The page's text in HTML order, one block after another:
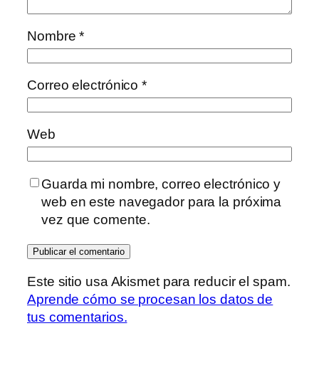
Nombre*
Correo electrónico*
Web
Guarda mi nombre, correo electrónico y
web en este navegador para la próxima
vez que comente.
Este sitio usa Akismet para reducir el spam.
Aprende cómo se procesan los datos de
tus comentarios.